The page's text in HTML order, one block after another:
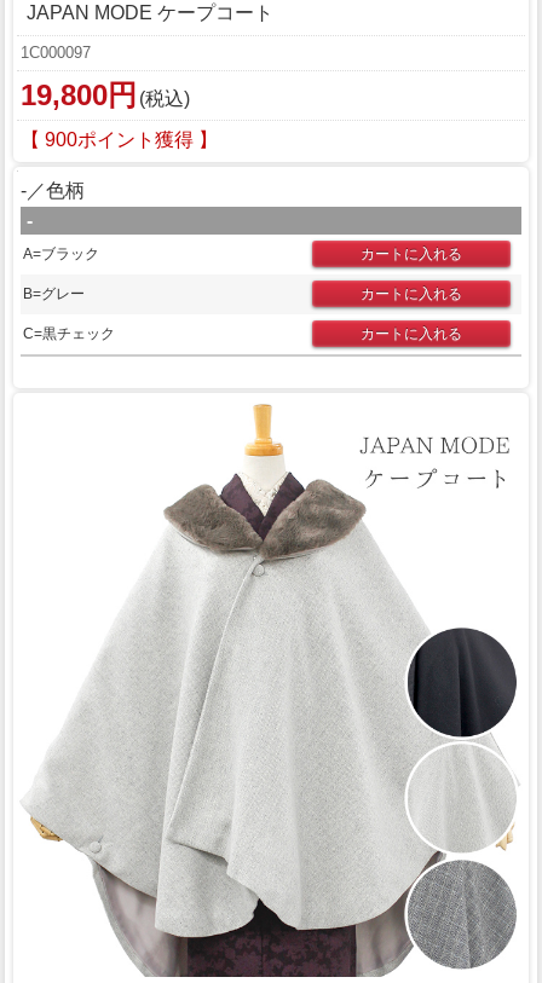
JAPAN MODE ケープコート
1C000097
19,800円 (税込)
【 900ポイント獲得 】
-／色柄
-
A=ブラック
B=グレー
C=黒チェック